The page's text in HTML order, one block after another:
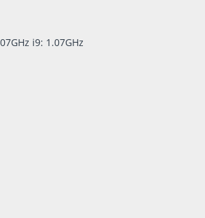
i9: 1.07GHz